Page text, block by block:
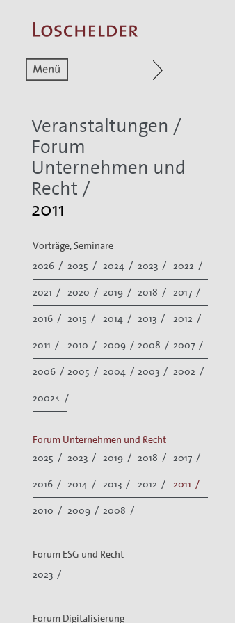
Veranstaltungen /
Forum
Unternehmen und
Recht /
2011
Vorträge, Seminare
2026 / 2025 / 2024 / 2023 / 2022 /
2021 / 2020 / 2019 / 2018 / 2017 /
2016 / 2015 / 2014 / 2013 / 2012 /
2011 / 2010 / 2009 / 2008 / 2007 /
2006 / 2005 / 2004 / 2003 / 2002 /
2002< /
Forum Unternehmen und Recht
2025 / 2023 / 2019 / 2018 / 2017 /
2016 / 2014 / 2013 / 2012 / 2011 /
2010 / 2009 / 2008 /
Forum ESG und Recht
2023 /
Forum Digitalisierung